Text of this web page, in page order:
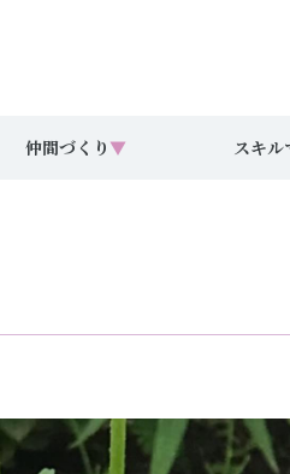
仲間づくり ▼ スキル